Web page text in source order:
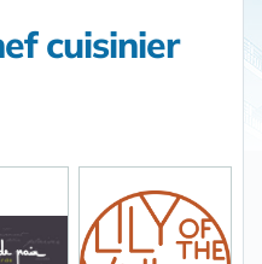
cuisinier